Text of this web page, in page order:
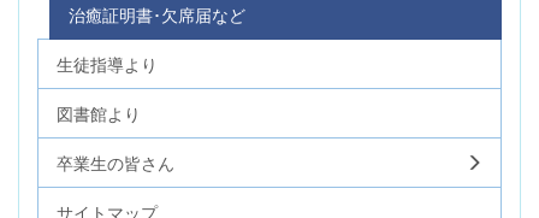
治癒証明書･欠席届など
生徒指導より
図書館より
卒業生の皆さん
サイトマップ